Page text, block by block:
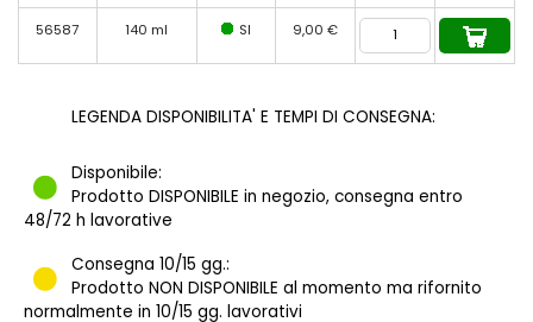
56587 140 ml SI 9,00 €
LEGENDA DISPONIBILITA' E TEMPI DI CONSEGNA:
Disponibile:
Prodotto DISPONIBILE in negozio, consegna entro
48/72 h lavorative
Consegna 10/15 gg.:
Prodotto NON DISPONIBILE al momento ma rifornito
normalmente in 10/15 gg. lavorativi